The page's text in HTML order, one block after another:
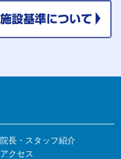
院長・スタッフ紹介
アクセス